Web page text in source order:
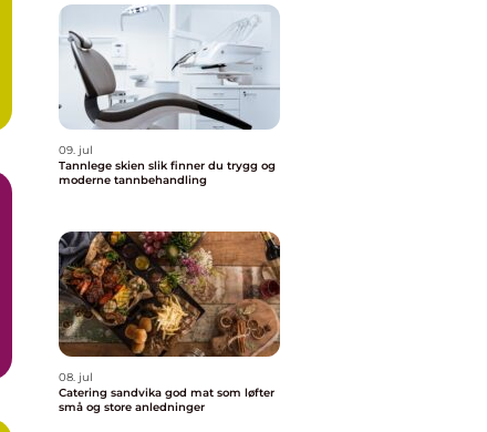
09. jul
Tannlege skien slik finner du trygg og
moderne tannbehandling
08. jul
Catering sandvika god mat som løfter
små og store anledninger